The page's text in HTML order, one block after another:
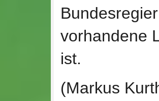
vorhandene
ist.
(Markus